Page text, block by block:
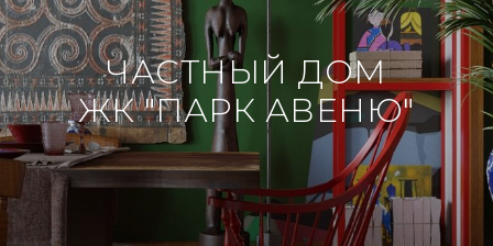
ЧАСТНЫЙ ДОМ
ЖК "ПАРК АВЕНЮ"